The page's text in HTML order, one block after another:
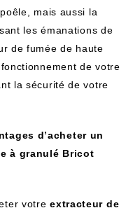
mais aussi la
les émanations de
de fumée de haute
de votre
la sécurité de votre
d’acheter un
à granulé Bricot
votreextracteur de